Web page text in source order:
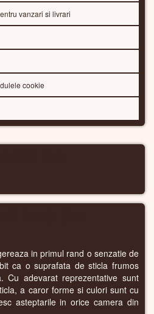
vanzari si livrari
cookie
in primul rand o senzatie de
ca o suprafata de sticla frumos
Cu adevarat reprezentative sunt
a caror forme si culori sunt cu
asteptarile in orice camera din